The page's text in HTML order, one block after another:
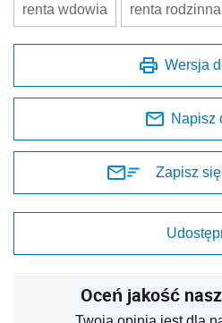
renta wdowia renta rodzinna
Wersja
Napisz
Zapisz
Oceń jakość